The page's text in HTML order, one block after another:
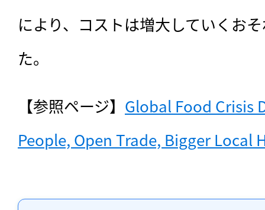
により、コストは増大していくお
た。
【参照ページ】 Global Food Crisis
People, Open Trade, Bigger Local